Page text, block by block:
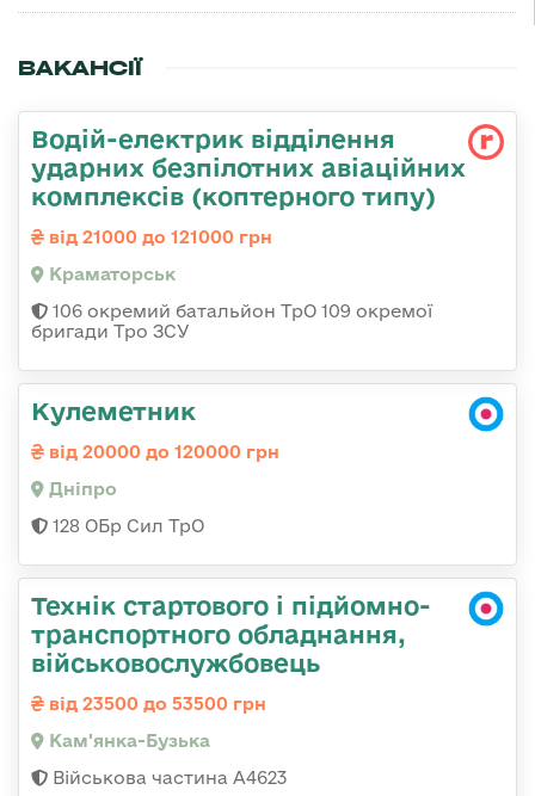
ВАКАНСІЇ
Водій-електрик відділення
ударних безпілотних авіаційних
комплексів (коптерного типу)
від 21000 до 121000 грн
Краматорськ
106 окремий батальйон ТрО 109 окремої
бригади Тро ЗСУ
Кулеметник
від 20000 до 120000 грн
Дніпро
128 ОБр Сил ТрО
Технік стартового і підйомно-
транспортного обладнання,
військовослужбовець
від 23500 до 53500 грн
Кам'янка-Бузька
Військова частина А4623